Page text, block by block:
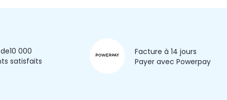
10 000
satisfaits
Facture à 14 jours
Payer avec Powerpay